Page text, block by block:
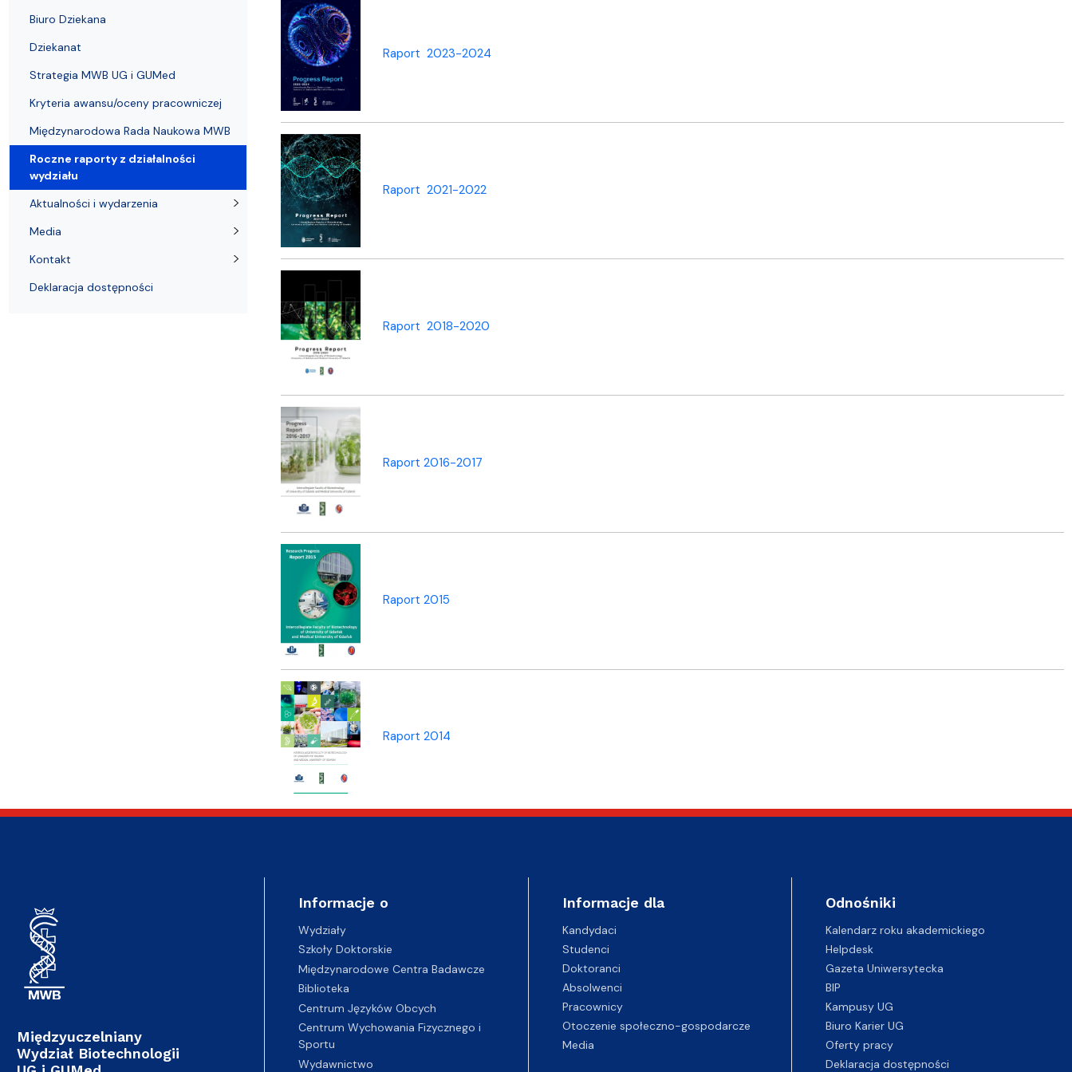
Raport 2023-2024
Raport 2021-2022
Raport 2018-2020
Raport 2016-2017
Raport 2015
Raport 2014
Biuro Dziekana
Dziekanat
Strategia MWB UG i GUMed
Kryteria awansu/oceny pracowniczej
Międzynarodowa Rada Naukowa MWB
Roczne raporty z działalności
wydziału
Aktualności i wydarzenia
Media
Kontakt
Deklaracja dostępności
Międzyuczelniany
Wydział Biotechnologii
Informacje o
Wydziały
Szkoły Doktorskie
Międzynarodowe Centra Badawcze
Biblioteka
Centrum Języków Obcych
Centrum Wychowania Fizycznego i
Sportu
Wydawnictwo
Informacje dla
Kandydaci
Studenci
Doktoranci
Absolwenci
Pracownicy
Otoczenie społeczno-gospodarcze
Media
Odnośniki
Kalendarz roku akademickiego
Helpdesk
Gazeta Uniwersytecka
BIP
Kampusy UG
Biuro Karier UG
Oferty pracy
Deklaracja dostępności